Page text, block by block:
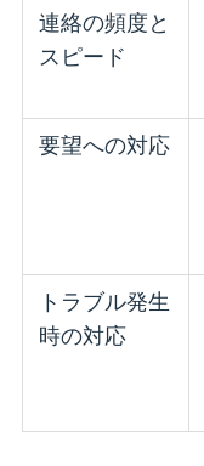
連絡の頻度と
スピード
要望への対応
トラブル発生
時の対応